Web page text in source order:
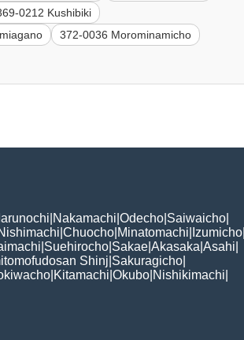
0212 Kushibiki
372-0036 Morominamicho
Nakamachi Odecho Saiwaicho
Chuocho Minatomachi Izumicho
Suehirocho Sakae Akasaka Asahi
Shinj Sakuragicho
Kitamachi Okubo Nishikimachi